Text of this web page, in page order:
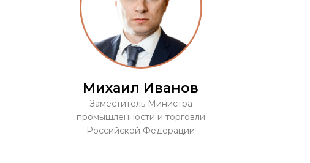
Михаил Иванов
Заместитель Министра
промышленности и торговли
Российской Федерации